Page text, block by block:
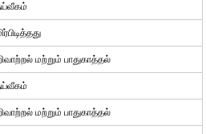
மற்றும் பாதுகாத்தல்
மற்றும் பாதுகாத்தல்